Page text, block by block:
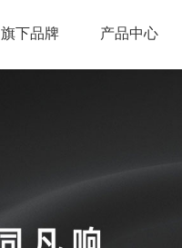
旗下品牌 产品中心